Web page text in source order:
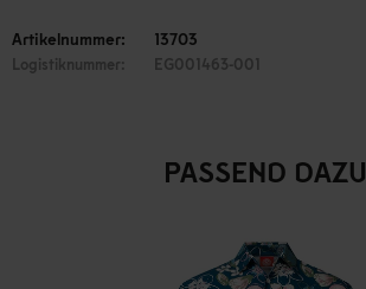
Artikelnummer: 13703
Logistiknummer: EG001463-001
PASSEND DAZU